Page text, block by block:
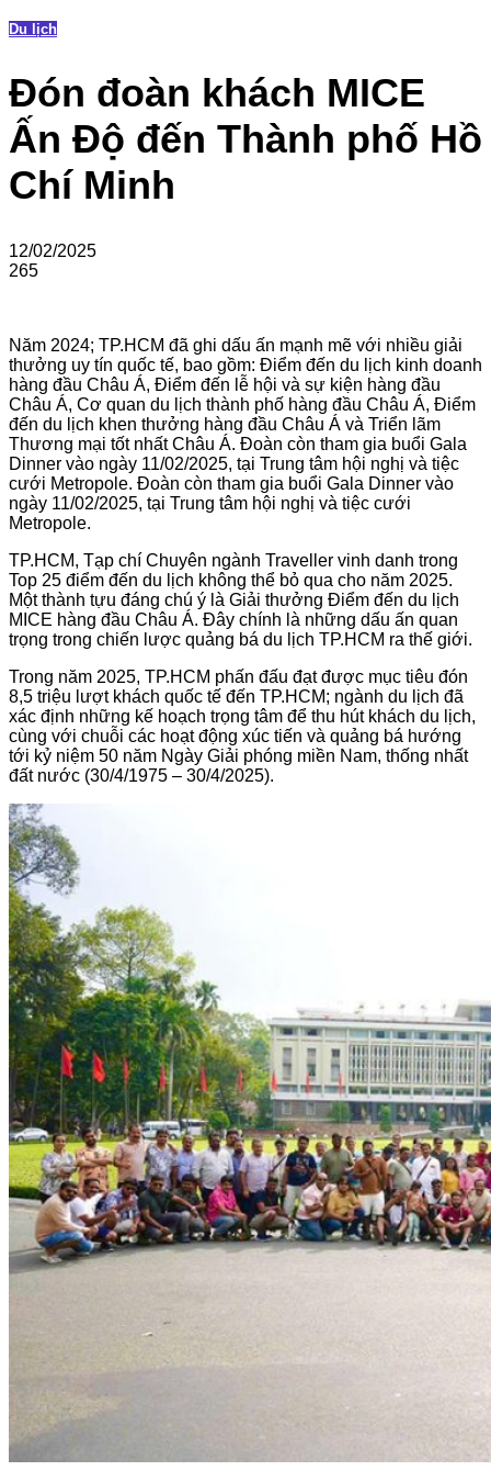
Du lịch
Đón đoàn khách MICE
Ấn Độ đến Thành phố Hồ
Chí Minh
12/02/2025
265
Năm 2024; TP.HCM đã ghi dấu ấn mạnh mẽ với nhiều giải
thưởng uy tín quốc tế, bao gồm: Điểm đến du lịch kinh doanh
hàng đầu Châu Á, Điểm đến lễ hội và sự kiện hàng đầu
Châu Á, Cơ quan du lịch thành phố hàng đầu Châu Á, Điểm
đến du lịch khen thưởng hàng đầu Châu Á và Triển lãm
Thương mại tốt nhất Châu Á. Đoàn còn tham gia buổi Gala
Dinner vào ngày 11/02/2025, tại Trung tâm hội nghị và tiệc
cưới Metropole. Đoàn còn tham gia buổi Gala Dinner vào
ngày 11/02/2025, tại Trung tâm hội nghị và tiệc cưới
Metropole.
TP.HCM, Tạp chí Chuyên ngành Traveller vinh danh trong
Top 25 điểm đến du lịch không thể bỏ qua cho năm 2025.
Một thành tựu đáng chú ý là Giải thưởng Điểm đến du lịch
MICE hàng đầu Châu Á. Đây chính là những dấu ấn quan
trọng trong chiến lược quảng bá du lịch TP.HCM ra thế giới.
Trong năm 2025, TP.HCM phấn đấu đạt được mục tiêu đón
8,5 triệu lượt khách quốc tế đến TP.HCM; ngành du lịch đã
xác định những kế hoạch trọng tâm để thu hút khách du lịch,
cùng với chuỗi các hoạt động xúc tiến và quảng bá hướng
tới kỷ niệm 50 năm Ngày Giải phóng miền Nam, thống nhất
đất nước (30/4/1975 – 30/4/2025).